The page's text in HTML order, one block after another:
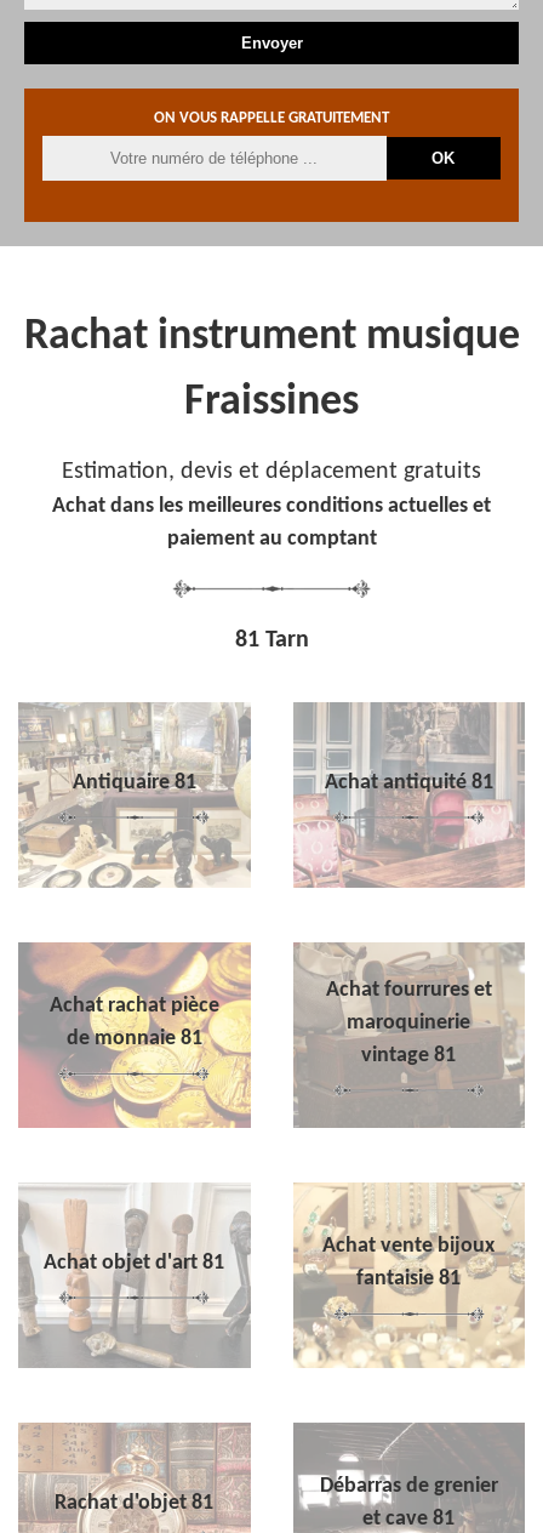
ON VOUS RAPPELLE GRATUITEMENT
Rachat instrument musique
Fraissines
Estimation, devis et déplacement gratuits
Achat dans les meilleures conditions actuelles et
paiement au comptant
81 Tarn
Antiquaire 81 Achat antiquité 81
Achat rachat pièce
de monnaie 81
Achat fourrures et
maroquinerie
vintage 81
Achat objet d'art 81
Achat vente bijoux
fantaisie 81
Rachat d'objet 81
Débarras de grenier
et cave 81